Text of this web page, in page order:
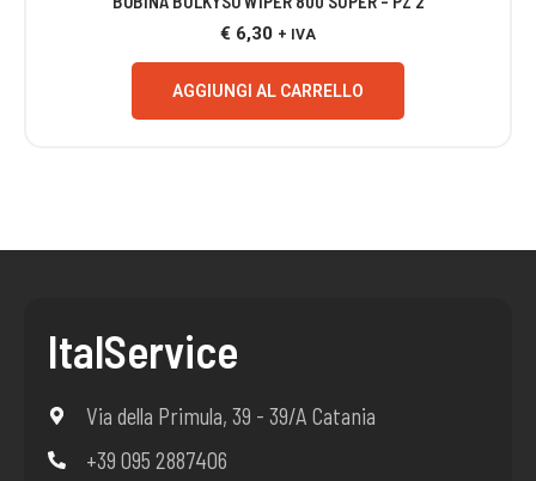
€ 6,30 + IVA
AGGIUNGI AL CARRELLO
ItalService
Via della Primula, 39 - 39/A Catania
+39 095 2887406